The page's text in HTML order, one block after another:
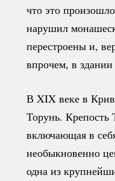
что это
нарушил
перестроены и,
впрочем, в
В XIX веке в
Торунь. Крепость
включающая в
необыкновенно
одна из